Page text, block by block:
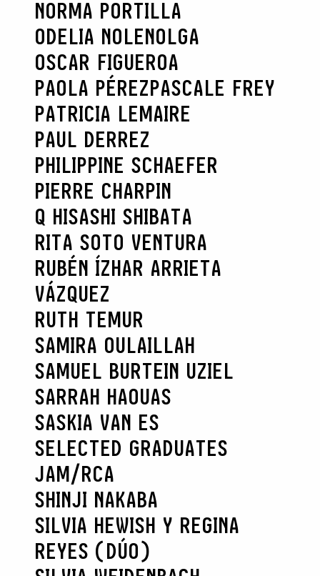
NORMA PORTILLA
ODELIA NOLENOLGA
OSCAR FIGUEROA
PAOLA PÉREZPASCALE FREY
PATRICIA LEMAIRE
PAUL DERREZ
PHILIPPINE SCHAEFER
PIERRE CHARPIN
Q HISASHI SHIBATA
RITA SOTO VENTURA
RUBÉN ÍZHAR ARRIETA
VÁZQUEZ
RUTH TEMUR
SAMIRA OULAILLAH
SAMUEL BURTEIN UZIEL
SARRAH HAOUAS
SASKIA VAN ES
SELECTED GRADUATES
JAM/RCA
SHINJI NAKABA
SILVIA HEWISH Y REGINA
REYES (DÚO)